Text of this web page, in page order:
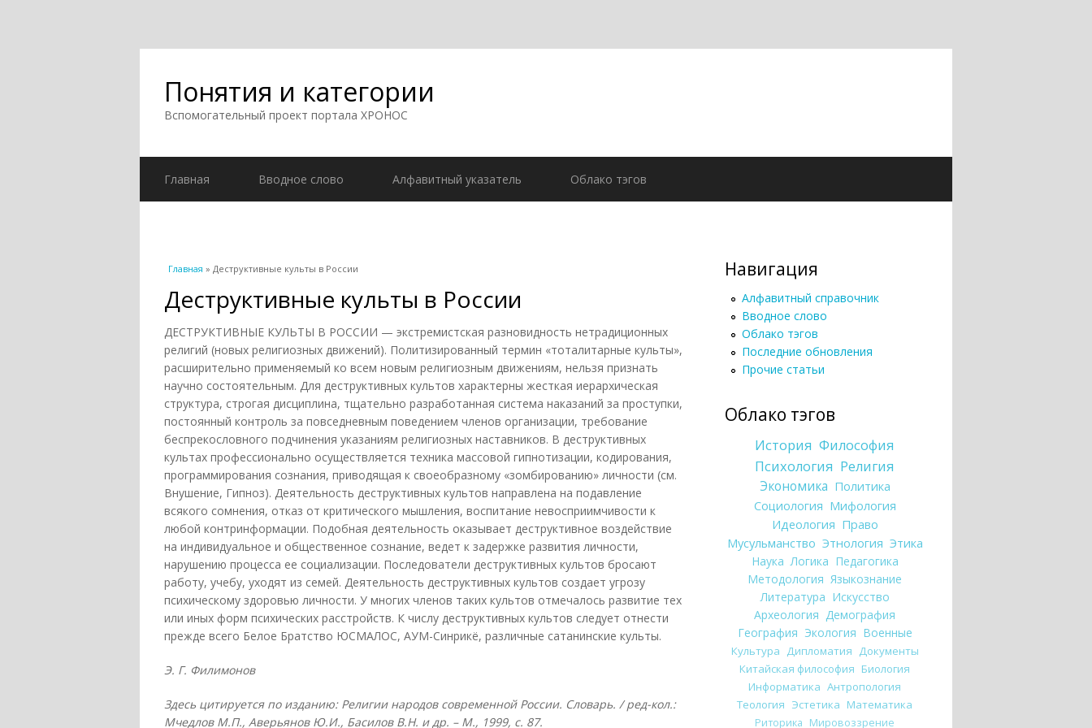
Понятия и категории
Вспомогательный проект портала ХРОНОС
Главная Вводное слово Алфавитный указатель Облако тэгов
Вы здесь
Главная » Деструктивные культы в России
Деструктивные культы в России
ДЕСТРУКТИВНЫЕ КУЛЬТЫ В РОССИИ — экстремистская разновидность нетрадиционных
религий (новых религиозных движений). Политизированный термин «тоталитарные культы»,
расширительно применяемый ко всем новым религиозным движениям, нельзя признать
научно состоятельным. Для деструктивных культов характерны жесткая иерархическая
структура, строгая дисциплина, тщательно разработанная система наказаний за проступки,
постоянный контроль за повседневным поведением членов организации, требование
беспрекословного подчинения указаниям религиозных наставников. В деструктивных
культах профессионально осуществляется техника массовой гипнотизации, кодирования,
программирования сознания, приводящая к своеобразному «зомбированию» личности (см.
Внушение, Гипноз). Деятельность деструктивных культов направлена на подавление
всякого сомнения, отказ от критического мышления, воспитание невосприимчивости к
любой контринформации. Подобная деятельность оказывает деструктивное воздействие
на индивидуальное и общественное сознание, ведет к задержке развития личности,
нарушению процесса ее социализации. Последователи деструктивных культов бросают
работу, учебу, уходят из семей. Деятельность деструктивных культов создает угрозу
психическому здоровью личности. У многих членов таких культов отмечалось развитие тех
или иных форм психических расстройств. К числу деструктивных культов следует отнести
прежде всего Белое Братство ЮСМАЛОС, АУМ-Синрикё, различные сатанинские культы.
Э. Г. Филимонов
Здесь цитируется по изданию: Религии народов современной России. Словарь. / ред-кол.:
Мчедлов М.П., Аверьянов Ю.И., Басилов В.Н. и др. – М., 1999, с. 87.
Навигация
Алфавитный справочник
Вводное слово
Облако тэгов
Последние обновления
Прочие статьи
Облако тэгов
История Философия
Психология Религия
Экономика Политика
Социология Мифология
Идеология Право
Мусульманство Этнология Этика
Наука Логика Педагогика
Методология Языкознание
Литература Искусство
Археология Демография
География Экология Военные
Культура Дипломатия Документы
Китайская философия Биология
Информатика Антропология
Теология Эстетика Математика
Риторика Мировоззрение